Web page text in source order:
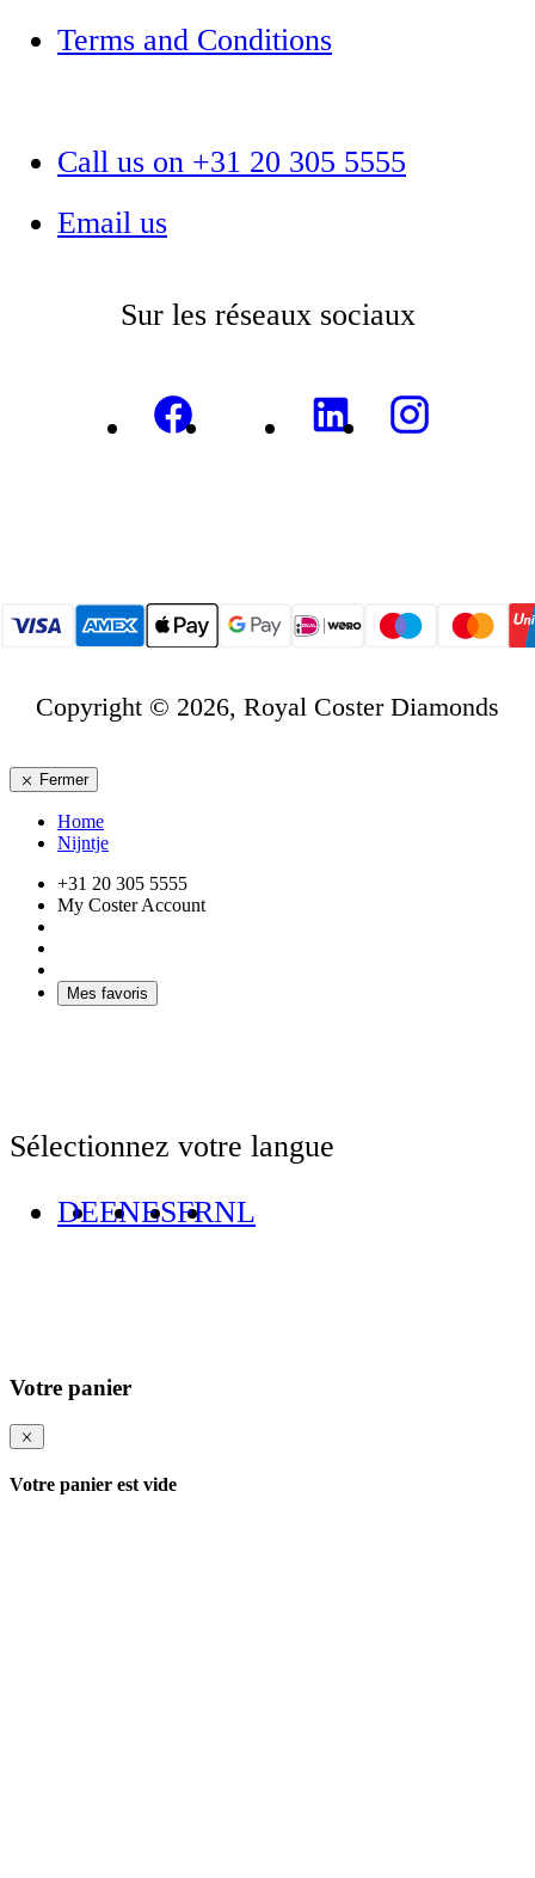
Terms and Conditions
Call us on +31 20 305 5555
Email us
Sur les réseaux sociaux
Copyright © 2026, Royal Coster Diamonds
Fermer
Home
Nijntje
+31 20 305 5555
My Coster Account
Mes favoris
Sélectionnez votre langue
DEENESFRNL
Votre panier
Votre panier est vide